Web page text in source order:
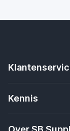
Contact
Verzending &
Kennis
Apple Watch